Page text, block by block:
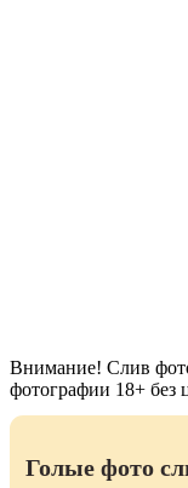
Внимание! Слив
фотографии 18+ без
Голые фото